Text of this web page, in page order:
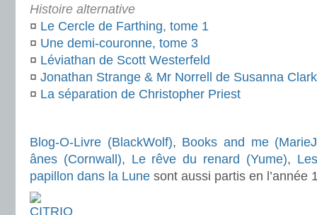
Histoire alternative
¤ Le Cercle de Farthing, tome 1
¤ Une demi-couronne, tome 3
¤ Léviathan de Scott Westerfeld
¤ Jonathan Strange & Mr Norrell de Susanna
¤ La séparation de Christopher Priest
Blog-O-Livre (BlackWolf), Books and me
ânes (Cornwall), Le rêve du renard (Yume),
papillon dans la Lune sont aussi partis en l’année